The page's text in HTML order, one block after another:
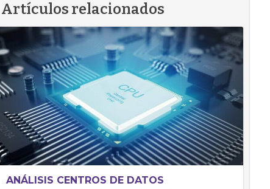
Artículos relacionados
ANÁLISIS CENTROS DE DATOS